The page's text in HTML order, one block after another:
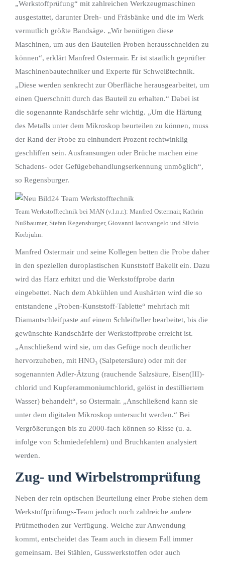
„Werkstoffprüfung“ mit zahlreichen Werkzeugmaschinen
ausgestattet, darunter Dreh- und Fräsbänke und die im Werk
vermutlich größte Bandsäge. „Wir benötigen diese
Maschinen, um aus den Bauteilen Proben herausschneiden zu
können“, erklärt Manfred Ostermair. Er ist staatlich geprüfter
Maschinenbautechniker und Experte für Schweißtechnik.
„Diese werden senkrecht zur Oberfläche herausgearbeitet, um
einen Querschnitt durch das Bauteil zu erhalten.“ Dabei ist
die sogenannte Randschärfe sehr wichtig. „Um die Härtung
des Metalls unter dem Mikroskop beurteilen zu können, muss
der Rand der Probe zu einhundert Prozent rechtwinklig
geschliffen sein. Ausfransungen oder Brüche machen eine
Schadens- oder Gefügebehandlungserkennung unmöglich“,
so Regensburger.
Team Werkstofftechnik bei MAN (v.l.n.r.): Manfred Ostermair, Kathrin
Nußbaumer, Stefan Regensburger, Giovanni Iacovangelo und Silvio
Korbjuhn.
Manfred Ostermair und seine Kollegen betten die Probe daher
in den speziellen duroplastischen Kunststoff Bakelit ein. Dazu
wird das Harz erhitzt und die Werkstoffprobe darin
eingebettet. Nach dem Abkühlen und Aushärten wird die so
entstandene „Proben-Kunststoff-Tablette“ mehrfach mit
Diamantschleifpaste auf einem Schleifteller bearbeitet, bis die
gewünschte Randschärfe der Werkstoffprobe erreicht ist.
„Anschließend wird sie, um das Gefüge noch deutlicher
hervorzuheben, mit HNO₃ (Salpetersäure) oder mit der
sogenannten Adler-Ätzung (rauchende Salzsäure, Eisen(III)-
chlorid und Kupferammoniumchlorid, gelöst in destilliertem
Wasser) behandelt“, so Ostermair. „Anschließend kann sie
unter dem digitalen Mikroskop untersucht werden.“ Bei
Vergrößerungen bis zu 2000-fach können so Risse (u. a.
infolge von Schmiedefehlern) und Bruchkanten analysiert
werden.
Zug- und Wirbelstromprüfung
Neben der rein optischen Beurteilung einer Probe stehen dem
Werkstoffprüfungs-Team jedoch noch zahlreiche andere
Prüfmethoden zur Verfügung. Welche zur Anwendung
kommt, entscheidet das Team auch in diesem Fall immer
gemeinsam. Bei Stählen, Gusswerkstoffen oder auch